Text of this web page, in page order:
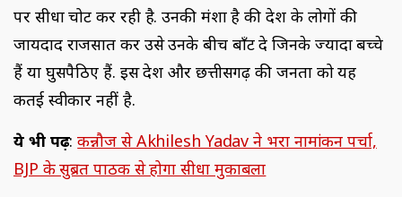
पर सीधा चोट कर रही है. उनकी मंशा है की देश के लोगों की
जायदाद राजसात कर उसे उनके बीच बाँट दे जिनके ज्यादा बच्चे
हैं या घुसपैठिए हैं. इस देश और छत्तीसगढ़ की जनता को यह
कतई स्वीकार नहीं है.
ये भी पढ़ें:कन्नौज से Akhilesh Yadav ने भरा नामांकन पर्चा,
BJP के सुब्रत पाठक से होगा सीधा मुकाबला